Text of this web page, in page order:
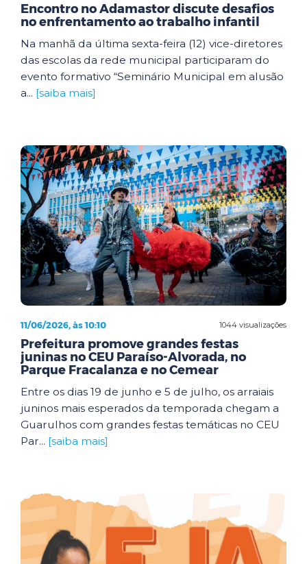
Encontro no Adamastor discute desafios
no enfrentamento ao trabalho infantil
Na manhã da última sexta-feira (12) vice-diretores
das escolas da rede municipal participaram do
evento formativo “Seminário Municipal em alusão
a... [saiba mais]
1044 visualizações
11/06/2026, às 10:10
Prefeitura promove grandes festas
juninas no CEU Paraíso-Alvorada, no
Parque Fracalanza e no Cemear
Entre os dias 19 de junho e 5 de julho, os arraiais
juninos mais esperados da temporada chegam a
Guarulhos com grandes festas temáticas no CEU
Par... [saiba mais]